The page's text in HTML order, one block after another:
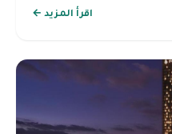
اقرأ المزيد ←